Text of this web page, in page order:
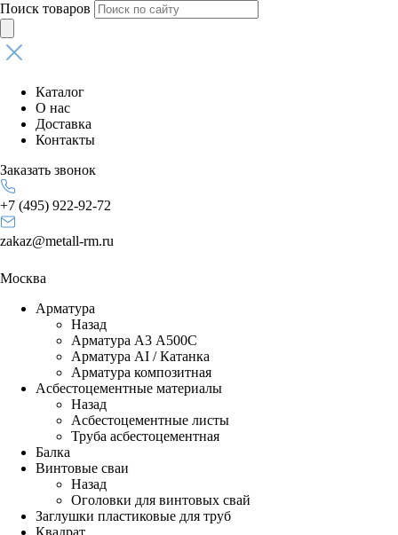
Поиск товаров
Каталог
О нас
Доставка
Контакты
Заказать звонок
+7 (495) 922-92-72
zakaz@metall-rm.ru
Москва
Арматура
Назад
Арматура А3 А500С
Арматура АI / Катанка
Арматура композитная
Асбестоцементные материалы
Назад
Асбестоцементные листы
Труба асбестоцементная
Балка
Винтовые сваи
Назад
Оголовки для винтовых свай
Заглушки пластиковые для труб
Квадрат